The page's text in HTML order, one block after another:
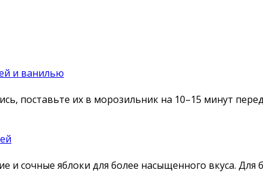
поставьте их в морозильник на 10–15 минут
сочные яблоки для более насыщенного вкуса. Для